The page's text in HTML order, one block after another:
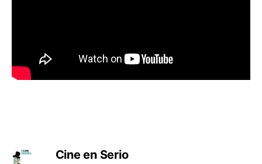
Cine en Serio